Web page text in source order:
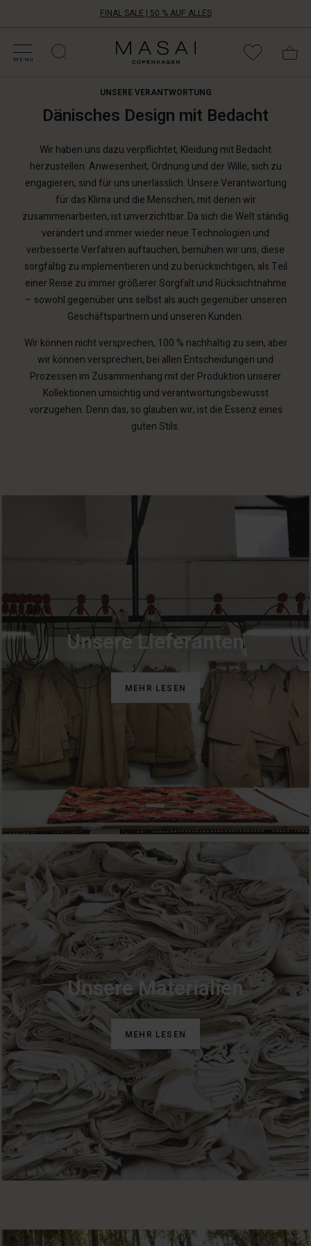
FINAL SALE | 50 % AUF ALLES
MENU
VERANTWORTUNG
Masai
Clothing
UNSERE VERANTWORTUNG
Dänisches Design mit Bedacht
Wir haben uns dazu verpflichtet, Kleidung mit Bedacht
herzustellen. Anwesenheit, Ordnung und der Wille, sich zu
engagieren, sind für uns unerlässlich. Unsere Verantwortung
für das Klima und die Menschen, mit denen wir
zusammenarbeiten, ist unverzichtbar. Da sich die Welt ständig
verändert und immer wieder neue Technologien und
verbesserte Verfahren auftauchen, bemühen wir uns, diese
sorgfältig zu implementieren und zu berücksichtigen, als Teil
einer Reise zu immer größerer Sorgfalt und Rücksichtnahme
– sowohl gegenüber uns selbst als auch gegenüber unseren
Geschäftspartnern und unseren Kunden.
Wir können nicht versprechen, 100 % nachhaltig zu sein, aber
wir können versprechen, bei allen Entscheidungen und
Prozessen im Zusammenhang mit der Produktion unserer
Kollektionen umsichtig und verantwortungsbewusst
vorzugehen. Denn das, so glauben wir, ist die Essenz eines
guten Stils.
Unsere Materialien
MEHR LESEN
Unsere Lieferanten
MEHR LESEN